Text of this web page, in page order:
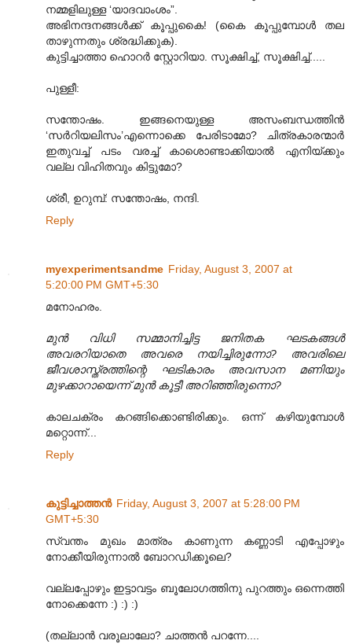
നമ്മളിലുള്ള ‘യാദവാംശം”.
അഭിനന്ദനങ്ങള്‍ക്ക് കൂപ്പുകൈ! (കൈ കൂപ്പുമ്പോള്‍ തല
താഴുന്നതും ശ്രദ്ധിക്കുക).
കുട്ടിച്ചാത്താ ഹൊറര്‍ സ്റ്റോറിയാ. സൂക്ഷിച്ച്, സൂക്ഷിച്ച്.....
പുള്ളീ:
സന്തോഷം. ഇങ്ങനെയുള്ള അസംബന്ധത്തിന്‍
‘സര്‍റിയലിസം’എന്നൊക്കെ പേരിടാമോ? ചിത്രകാരന്മാര്‍
ഇതുവച്ച് പടം വരച്ച് കാശൊണ്ടാക്കിയാല്‍ എനിയ്ക്കും
വല്ല വിഹിതവും കിട്ടുമോ?
ശ്രീ, ഉറുമ്പ്: സന്തോഷം, നന്ദി.
Reply
myexperimentsandme Friday, August 3, 2007 at
5:20:00 PM GMT+5:30
മനോഹരം.
മുന്‍ വിധി സമ്മാനിച്ചിട്ട ജനിതക ഘടകങ്ങള്‍
അവരറിയാതെ അവരെ നയിച്ചിരുന്നോ? അവരിലെ
ജീവശാസ്ത്രത്തിന്റെ ഘടികാരം അവസാന മണിയും
മുഴക്കാറായെന്ന് മുന്‍ കൂട്ടീ അറിഞ്ഞിരുന്നൊ?
കാലചക്രം കറങ്ങിക്കൊണ്ടിരിക്കും. ഒന്ന് കഴിയുമ്പോള്‍
മറ്റൊന്ന്...
Reply
കുട്ടിച്ചാത്തന്‍ Friday, August 3, 2007 at 5:28:00 PM
GMT+5:30
സ്വന്തം മുഖം മാത്രം കാണുന്ന കണ്ണാടി എപ്പോഴും
നോക്കീയിരുന്നാല്‍ ബോറഡിക്കൂലെ?
വല്ലപ്പോഴും ഇട്ടാവട്ടം ബൂലോഗത്തിനു പുറത്തും ഒന്നെത്തി
നോക്കെന്നേ :) :) :)
(തല്ലാന്‍ വരൂലാലോ? ചാത്തന്‍ പറന്നേ....